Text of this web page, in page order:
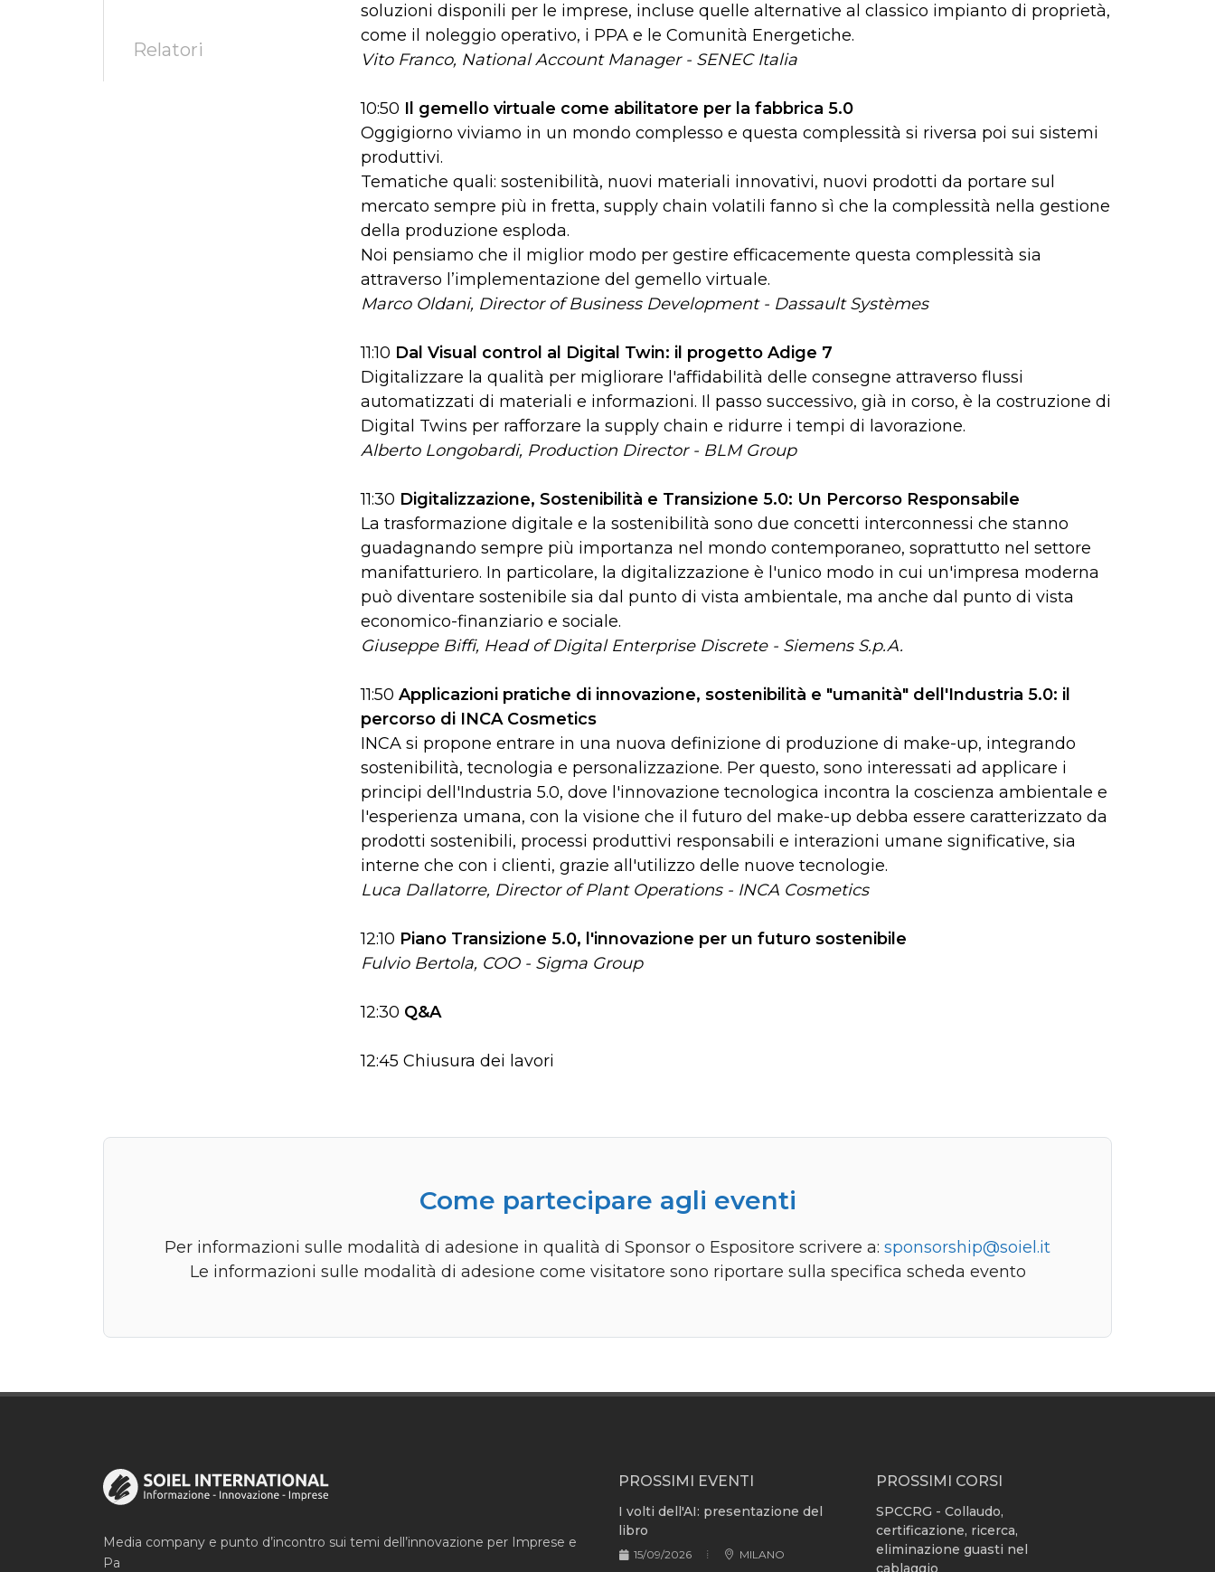
Relatori
soluzioni disponili per le imprese, incluse quelle alternative al classico impianto di proprietà,
come il noleggio operativo, i PPA e le Comunità Energetiche.
Vito Franco, National Account Manager - SENEC Italia
10:50 Il gemello virtuale come abilitatore per la fabbrica 5.0
Oggigiorno viviamo in un mondo complesso e questa complessità si riversa poi sui sistemi
produttivi.
Tematiche quali: sostenibilità, nuovi materiali innovativi, nuovi prodotti da portare sul
mercato sempre più in fretta, supply chain volatili fanno sì che la complessità nella gestione
della produzione esploda.
Noi pensiamo che il miglior modo per gestire efficacemente questa complessità sia
attraverso l’implementazione del gemello virtuale.
Marco Oldani, Director of Business Development - Dassault Systèmes
11:10 Dal Visual control al Digital Twin: il progetto Adige 7
Digitalizzare la qualità per migliorare l'affidabilità delle consegne attraverso flussi
automatizzati di materiali e informazioni. Il passo successivo, già in corso, è la costruzione di
Digital Twins per rafforzare la supply chain e ridurre i tempi di lavorazione.
Alberto Longobardi, Production Director - BLM Group
11:30 Digitalizzazione, Sostenibilità e Transizione 5.0: Un Percorso Responsabile
La trasformazione digitale e la sostenibilità sono due concetti interconnessi che stanno
guadagnando sempre più importanza nel mondo contemporaneo, soprattutto nel settore
manifatturiero. In particolare, la digitalizzazione è l'unico modo in cui un'impresa moderna
può diventare sostenibile sia dal punto di vista ambientale, ma anche dal punto di vista
economico-finanziario e sociale.
Giuseppe Biffi, Head of Digital Enterprise Discrete - Siemens S.p.A.
11:50 Applicazioni pratiche di innovazione, sostenibilità e "umanità" dell'Industria 5.0: il
percorso di INCA Cosmetics
INCA si propone entrare in una nuova definizione di produzione di make-up, integrando
sostenibilità, tecnologia e personalizzazione. Per questo, sono interessati ad applicare i
principi dell'Industria 5.0, dove l'innovazione tecnologica incontra la coscienza ambientale e
l'esperienza umana, con la visione che il futuro del make-up debba essere caratterizzato da
prodotti sostenibili, processi produttivi responsabili e interazioni umane significative, sia
interne che con i clienti, grazie all'utilizzo delle nuove tecnologie.
Luca Dallatorre, Director of Plant Operations - INCA Cosmetics
12:10 Piano Transizione 5.0, l'innovazione per un futuro sostenibile
Fulvio Bertola, COO - Sigma Group
12:30 Q&A
12:45 Chiusura dei lavori
Come partecipare agli eventi
Per informazioni sulle modalità di adesione in qualità di Sponsor o Espositore scrivere a: sponsorship@soiel.it
Le informazioni sulle modalità di adesione come visitatore sono riportare sulla specifica scheda evento
Media company e punto d’incontro sui temi dell’innovazione per Imprese e
Pa
PROSSIMI EVENTI
I volti dell'AI: presentazione del
libro
15/09/2026 MILANO
PROSSIMI CORSI
SPCCRG - Collaudo,
certificazione, ricerca,
eliminazione guasti nel
cablaggio